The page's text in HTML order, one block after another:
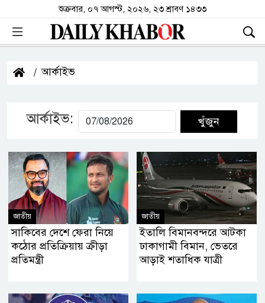
শুক্রবার, ০৭ আগস্ট, ২০২৬, ২৩ শ্রাবণ ১৪৩৩
আর্কাইভ
আর্কাইভ: খুঁজুন
জাতীয়
সাকিবের দেশে ফেরা নিয়ে
কঠোর প্রতিক্রিয়ায় ক্রীড়া
প্রতিমন্ত্রী
জাতীয়
ইতালি বিমানবন্দরে আটকা
ঢাকাগামী বিমান, ভেতরে
আড়াই শতাধিক যাত্রী